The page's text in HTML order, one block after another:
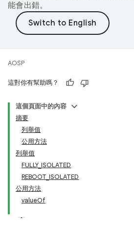
能會出錯。
AOSP
這對你有幫助嗎？
這個頁面中的內容
摘要
列舉值
公用方法
列舉值
FULLY_ISOLATED
REBOOT_ISOLATED
公用方法
valueOf